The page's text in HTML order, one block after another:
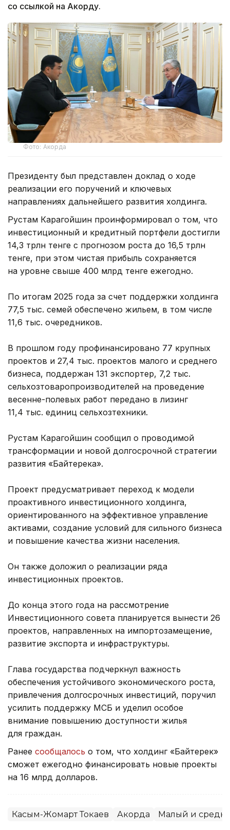
со ссылкой на Акорду.
Фото: Акорда
Президенту был представлен доклад о ходе
реализации его поручений и ключевых
направлениях дальнейшего развития холдинга.
Рустам Карагойшин проинформировал о том, что
инвестиционный и кредитный портфели достигли
14,3 трлн тенге с прогнозом роста до 16,5 трлн
тенге, при этом чистая прибыль сохраняется
на уровне свыше 400 млрд тенге ежегодно.
По итогам 2025 года за счет поддержки холдинга
77,5 тыс. семей обеспечено жильем, в том числе
11,6 тыс. очередников.
В прошлом году профинансировано 77 крупных
проектов и 27,4 тыс. проектов малого и среднего
бизнеса, поддержан 131 экспортер, 7,2 тыс.
сельхозтоваропроизводителей на проведение
весенне-полевых работ передано в лизинг
11,4 тыс. единиц сельхозтехники.
Рустам Карагойшин сообщил о проводимой
трансформации и новой долгосрочной стратегии
развития «Байтерека».
Проект предусматривает переход к модели
проактивного инвестиционного холдинга,
ориентированного на эффективное управление
активами, создание условий для сильного бизнеса
и повышение качества жизни населения.
Он также доложил о реализации ряда
инвестиционных проектов.
До конца этого года на рассмотрение
Инвестиционного совета планируется вынести 26
проектов, направленных на импортозамещение,
развитие экспорта и инфраструктуры.
Глава государства подчеркнул важность
обеспечения устойчивого экономического роста,
привлечения долгосрочных инвестиций, поручил
усилить поддержку МСБ и уделил особое
внимание повышению доступности жилья
для граждан.
Ранее сообщалось о том, что холдинг «Байтерек»
сможет ежегодно финансировать новые проекты
на 16 млрд долларов.
Касым-Жомарт Токаев Акорда Малый и